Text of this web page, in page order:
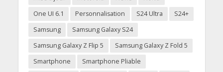
One UI 6.1
Personnalisation S24 Ultra
S24+
Samsung
Samsung Galaxy S24
Samsung Galaxy Z Flip 5
Samsung Galaxy Z Fold 5
Smartphone
Smartphone Pliable